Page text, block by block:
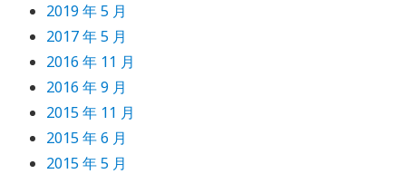
2019 年 5 月
2017 年 5 月
2016 年 11 月
2016 年 9 月
2015 年 11 月
2015 年 6 月
2015 年 5 月